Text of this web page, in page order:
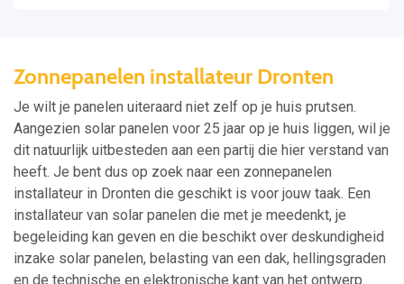
Zonnepanelen installateur Dronten
Je wilt je panelen uiteraard niet zelf op je huis prutsen.
Aangezien solar panelen voor 25 jaar op je huis liggen, wil je
dit natuurlijk uitbesteden aan een partij die hier verstand van
heeft. Je bent dus op zoek naar een zonnepanelen
installateur in Dronten die geschikt is voor jouw taak. Een
installateur van solar panelen die met je meedenkt, je
begeleiding kan geven en die beschikt over deskundigheid
inzake solar panelen, belasting van een dak, hellingsgraden
en de technische en elektronische kant van het ontwerp.